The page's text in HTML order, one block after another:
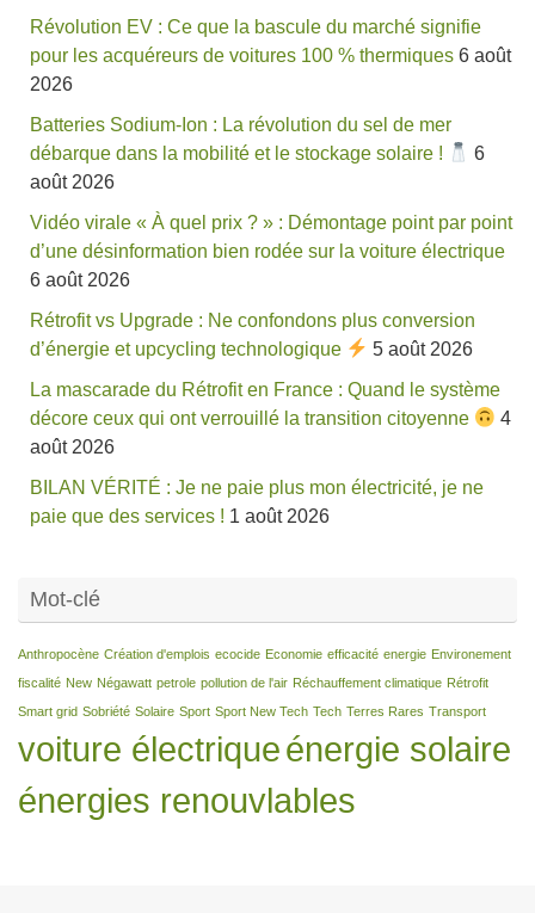
Révolution EV : Ce que la bascule du marché signifie
pour les acquéreurs de voitures 100 % thermiques 6 août
2026
Batteries Sodium-Ion : La révolution du sel de mer
débarque dans la mobilité et le stockage solaire !
6
août 2026
Vidéo virale « À quel prix ? » : Démontage point par point
d’une désinformation bien rodée sur la voiture électrique
6 août 2026
Rétrofit vs Upgrade : Ne confondons plus conversion
d’énergie et upcycling technologique
5 août 2026
La mascarade du Rétrofit en France : Quand le système
décore ceux qui ont verrouillé la transition citoyenne
4
août 2026
BILAN VÉRITÉ : Je ne paie plus mon électricité, je ne
paie que des services ! 1 août 2026
Mot-clé
Anthropocène Création d'emplois ecocide Economie efficacité energie Environement
fiscalité New Négawatt petrole pollution de l'air Réchauffement climatique Rétrofit
Smart grid Sobriété Solaire Sport Sport New Tech Tech Terres Rares Transport
voiture électriqueénergie solaire
énergies renouvlables